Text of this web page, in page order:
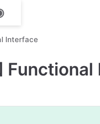
Interface